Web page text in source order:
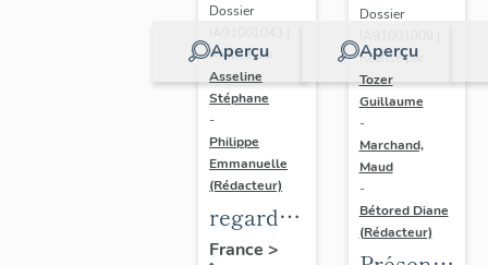
Aperçu
Dossier
Réalisé par
Asseline
Stéphane
-
Philippe
Emmanuelle
(Rédacteur)
regard
photographique
France >
Aperçu
Dossier
Réalisé par
Tozer
Guillaume
-
Marchand,
Maud
-
Bétored Diane
(Rédacteur)